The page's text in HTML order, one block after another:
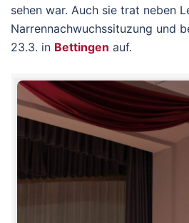
sehen war. Auch sie trat neben
Narrennachwuchssituzung und
23.3. in Bettingen auf.